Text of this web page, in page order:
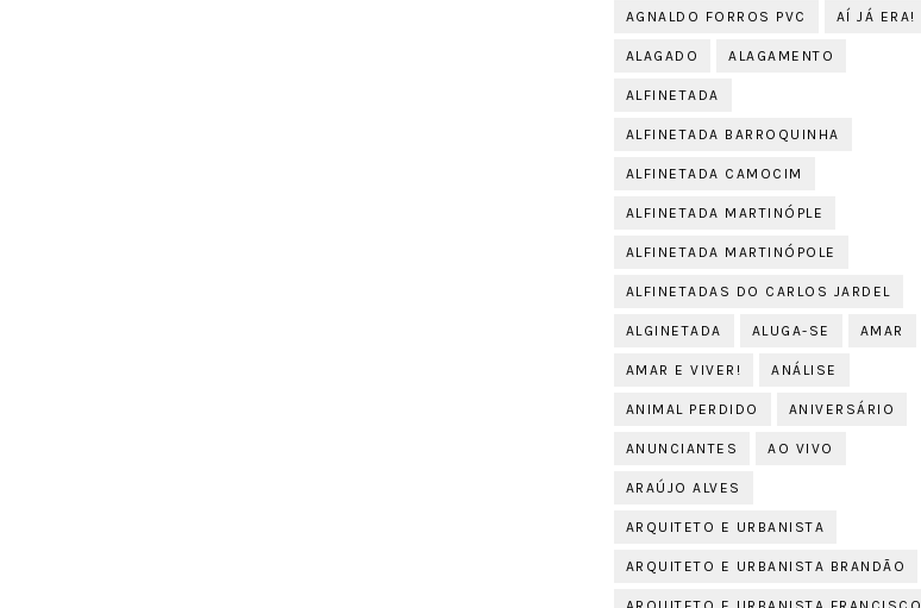
AGNALDO FORROS PVC AÍ JÁ ERA!
ALAGADO ALAGAMENTO
ALFINETADA
ALFINETADA BARROQUINHA
ALFINETADA CAMOCIM
ALFINETADA MARTINÓPLE
ALFINETADA MARTINÓPOLE
ALFINETADAS DO CARLOS JARDEL
ALGINETADA ALUGA-SE AMAR
AMAR E VIVER! ANÁLISE
ANIMAL PERDIDO ANIVERSÁRIO
ANUNCIANTES AO VIVO
ARAÚJO ALVES
ARQUITETO E URBANISTA
ARQUITETO E URBANISTA BRANDÃO